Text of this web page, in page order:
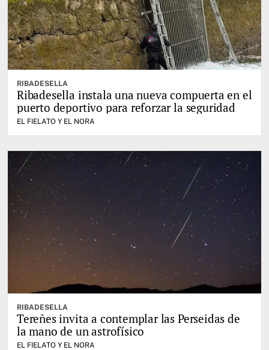
RIBADESELLA
Ribadesella instala una nueva compuerta en el
puerto deportivo para reforzar la seguridad
EL FIELATO Y EL NORA
RIBADESELLA
Tereñes invita a contemplar las Perseidas de
la mano de un astrofísico
EL FIELATO Y EL NORA